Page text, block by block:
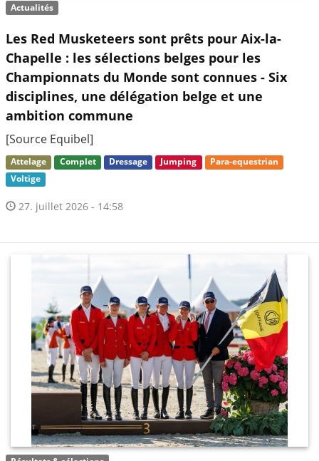
Actualités
Les Red Musketeers sont prêts pour Aix-la-
Chapelle : les sélections belges pour les
Championnats du Monde sont connues - Six
disciplines, une délégation belge et une
ambition commune
[Source Equibel]
Attelage Complet Dressage Jumping
Para-equestrian
Voltige
27. juillet 2026 - 14:58